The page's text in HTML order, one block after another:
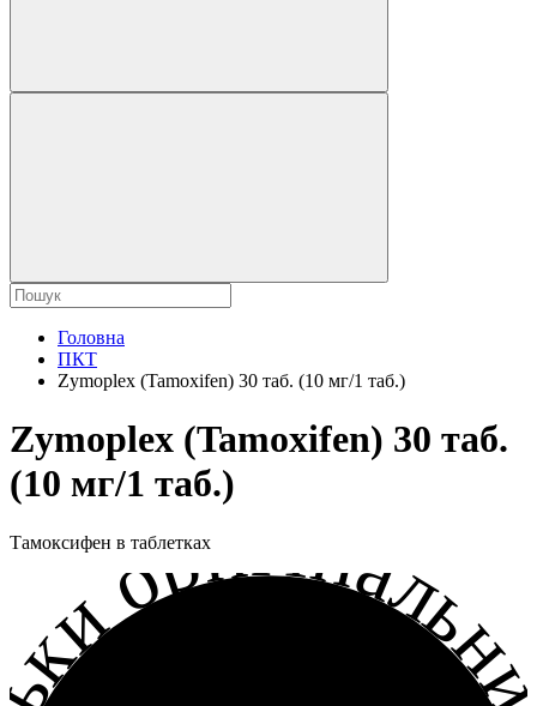
Головна
ПКТ
Zymoplex (Tamoxifen) 30 таб. (10 мг/1 таб.)
Zymoplex (Tamoxifen) 30 таб.
(10 мг/1 таб.)
Тамоксифен в таблетках